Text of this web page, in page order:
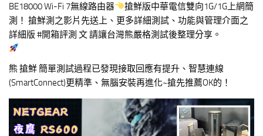
BE18000 Wi-Fi 7無線路由器
搶鮮版中華電信雙向1G/1G上網簡
測！ 搶鮮測之影片先送上、更多詳細測試、功能與管理介面之
詳細版 #開箱評測 文 請讓台灣熊嚴格測試後整理分享。
熊 搶鮮 簡單測試過程已發現接取回應有提升、智慧連線
(SmartConnect)更精準、無腦安裝再進化~搶先推薦OK的！